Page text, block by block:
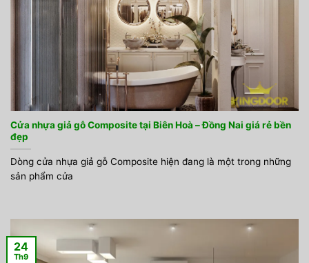
Cửa nhựa giả gỗ Composite tại Biên Hoà – Đồng Nai giá rẻ bền
đẹp
Dòng cửa nhựa giả gỗ Composite hiện đang là một trong những
sản phẩm cửa
24
Th9